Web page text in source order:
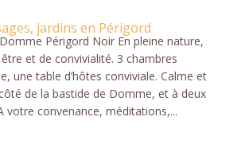
jardins en Périgord
Périgord Noir En pleine nature,
et de convivialité. 3 chambres
une table d’hôtes conviviale. Calme et
de la bastide de Domme, et à deux
votre convenance, méditations,...